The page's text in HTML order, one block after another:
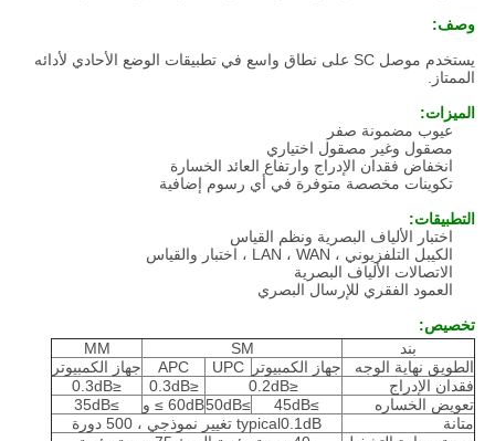
وصف:
يستخدم موصل SC على نطاق واسع في تطبيقات الوضع الأحادي لأدائه
الممتاز.
الميزات:
عيوب مضمونة صفر
مصقول وغير مصقول اختياري
انخفاض فقدان الإدراج وارتفاع العائد الخسارة
تكوينات مخصصة متوفرة في أي رسوم إضافية
التطبيقات:
اختبار الألياف البصرية ونظم القياس
الكيبل التلفزيوني ، LAN ، WAN ، اختبار والقياس
الاتصالات الألياف البصرية
العمود الفقري للإرسال البصري
تخصيص:
بند
SM
MM
الطويق نهاية الوجه
جهاز الكمبيوتر UPC
APC
جهاز الكمبيوتر
فقدان الإدراج
≤0.2dB
≤0.3dB
≤0.3dB
تعويض الخساره
≥45dB
≥50dB 60dB ≥ و
≥35dB
متانة
typical0.1dB تغيير نموذجي ، 500 دورة